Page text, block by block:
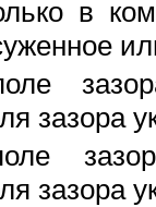
в
зазора
зазора